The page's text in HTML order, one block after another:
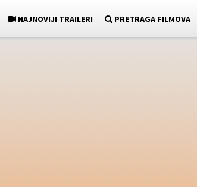
NAJNOVIJI TRAILERI PRETRAGA FILMOVA